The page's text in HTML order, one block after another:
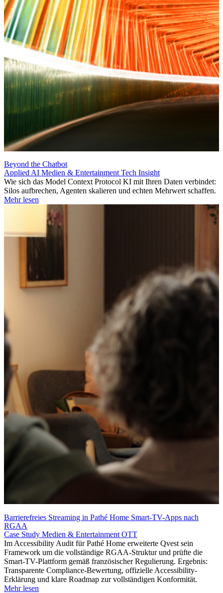
Beyond the Chatbot
Applied AI Medien & Entertainment Tech Insight
Wie sich das Model Context Protocol KI mit Ihren Daten verbindet:
Silos aufbrechen, Agenten skalieren und echten Mehrwert schaffen.
Mehr lesen
Barrierefreies Streaming in Pathé Home Smart-TV-Apps nach
RGAA
Case Study Medien & Entertainment OTT
Im Accessibility Audit für Pathé Home erweiterte Qvest sein
Framework um die vollständige RGAA-Struktur und prüfte die
Smart-TV-Plattform gemäß französischer Regulierung. Ergebnis:
Transparente Compliance-Bewertung, offizielle Accessibility-
Erklärung und klare Roadmap zur vollständigen Konformität.
Mehr lesen